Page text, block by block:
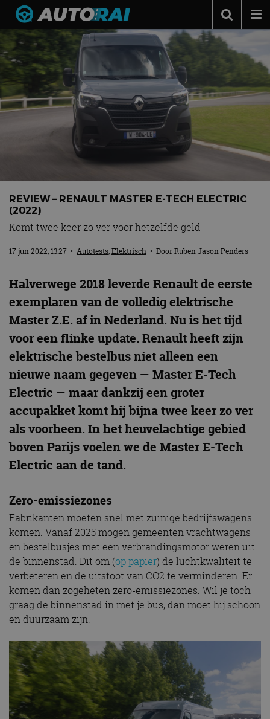
Autonieuws
Podcast
Autotests
Automerken
Adverteren
MotorRAI.nl
REVIEW – RENAULT MASTER E-TECH ELECTRIC
(2022)
Komt twee keer zo ver voor hetzelfde geld
17 jun 2022, 13:27 • Autotests,Elektrisch • DoorRuben Jason Penders
Halverwege 2018 leverde Renault de eerste
exemplaren van de volledig elektrische
Master Z.E. af in Nederland. Nu is het tijd
voor een flinke update. Renault heeft zijn
elektrische bestelbus niet alleen een
nieuwe naam gegeven — Master E-Tech
Electric — maar dankzij een groter
accupakket komt hij bijna twee keer zo ver
als voorheen. In het heuvelachtige gebied
boven Parijs voelen we de Master E-Tech
Electric aan de tand.
Zero-emissiezones
Fabrikanten moeten snel met zuinige bedrijfswagens
komen. Vanaf 2025 mogen gemeenten vrachtwagens
en bestelbusjes met een verbrandingsmotor weren uit
de binnenstad. Dit om (op papier) de luchtkwaliteit te
verbeteren en de uitstoot van CO2 te verminderen. Er
komen dan zogeheten zero-emissiezones. Wil je toch
graag de binnenstad in met je bus, dan moet hij schoon
en duurzaam zijn.